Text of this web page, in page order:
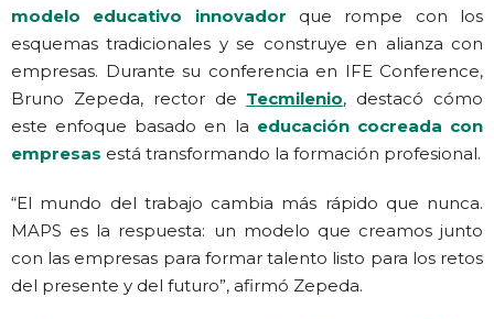
modelo educativo innovador que rompe con los
esquemas tradicionales y se construye en alianza con
empresas. Durante su conferencia en IFE Conference,
Bruno Zepeda, rector de Tecmilenio, destacó cómo
este enfoque basado en la educación cocreada con
empresas está transformando la formación profesional.
“El mundo del trabajo cambia más rápido que nunca.
MAPS es la respuesta: un modelo que creamos junto
con las empresas para formar talento listo para los retos
del presente y del futuro”, afirmó Zepeda.